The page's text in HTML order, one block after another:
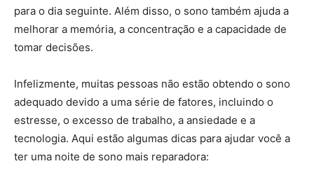
para o dia seguinte. Além disso, o sono também ajuda a
melhorar a memória, a concentração e a capacidade de
tomar decisões.
Infelizmente, muitas pessoas não estão obtendo o sono
adequado devido a uma série de fatores, incluindo o
estresse, o excesso de trabalho, a ansiedade e a
tecnologia. Aqui estão algumas dicas para ajudar você a
ter uma noite de sono mais reparadora: